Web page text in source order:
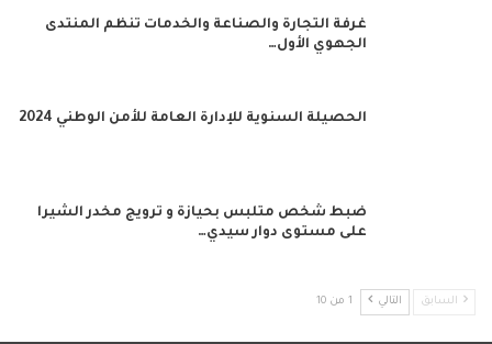
غرفة التجارة والصناعة والخدمات تنظم المنتدى
الجهوي الأول…
الحصيلة السنوية للإدارة العامة للأمن الوطني 2024
ضبط شخص متلبس بحيازة و ترويج مخدر الشيرا
على مستوى دوار سيدي…
السابق التالي 1 من 10